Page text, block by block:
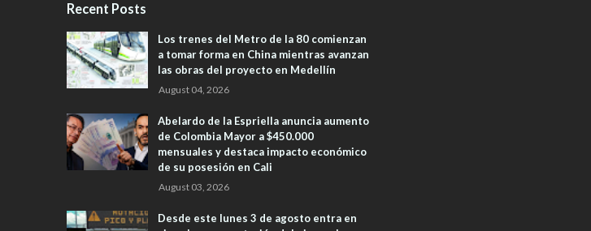
Recent Posts
Los trenes del Metro de la 80 comienzan
a tomar forma en China mientras avanzan
las obras del proyecto en Medellín
August 04, 2026
Abelardo de la Espriella anuncia aumento
de Colombia Mayor a $450.000
mensuales y destaca impacto económico
de su posesión en Cali
August 03, 2026
Desde este lunes 3 de agosto entra en